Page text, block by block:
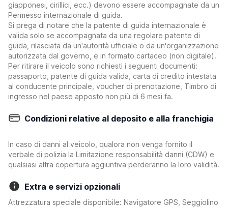
giapponesi, cirillici, ecc.) devono essere accompagnate da un
Permesso internazionale di guida.
Si prega di notare che la patente di guida internazionale è
valida solo se accompagnata da una regolare patente di
guida, rilasciata da un'autorità ufficiale o da un'organizzazione
autorizzata dal governo, e in formato cartaceo (non digitale).
Per ritirare il veicolo sono richiesti i seguenti documenti:
passaporto, patente di guida valida, carta di credito intestata
al conducente principale, voucher di prenotazione, Timbro di
ingresso nel paese apposto non più di 6 mesi fa.
Condizioni relative al deposito e alla franchigia
In caso di danni al veicolo, qualora non venga fornito il
verbale di polizia la Limitazione responsabilità danni (CDW) e
qualsiasi altra copertura aggiuntiva perderanno la loro validità.
Extra e servizi opzionali
Attrezzatura speciale disponibile: Navigatore GPS, Seggiolino